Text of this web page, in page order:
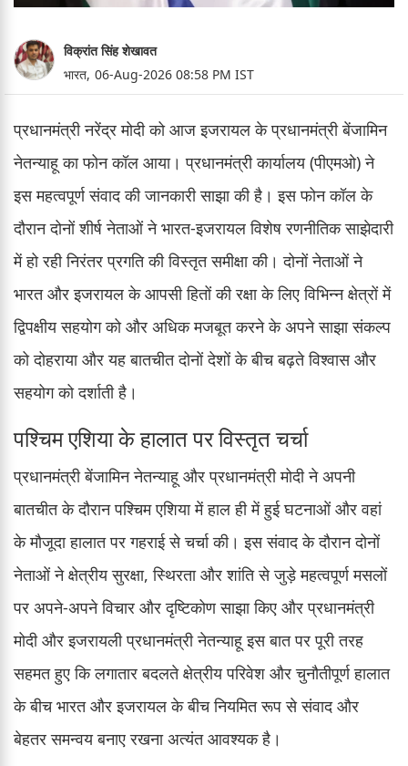
विक्रांत सिंह शेखावत
भारत, 06-Aug-2026 08:58 PM IST
प्रधानमंत्री नरेंद्र मोदी को आज इजरायल के प्रधानमंत्री बेंजामिन
नेतन्याहू का फोन कॉल आया। प्रधानमंत्री कार्यालय (पीएमओ) ने
इस महत्वपूर्ण संवाद की जानकारी साझा की है। इस फोन कॉल के
दौरान दोनों शीर्ष नेताओं ने भारत-इजरायल विशेष रणनीतिक साझेदारी
में हो रही निरंतर प्रगति की विस्तृत समीक्षा की। दोनों नेताओं ने
भारत और इजरायल के आपसी हितों की रक्षा के लिए विभिन्न क्षेत्रों में
द्विपक्षीय सहयोग को और अधिक मजबूत करने के अपने साझा संकल्प
को दोहराया और यह बातचीत दोनों देशों के बीच बढ़ते विश्वास और
सहयोग को दर्शाती है।
पश्चिम एशिया के हालात पर विस्तृत चर्चा
प्रधानमंत्री बेंजामिन नेतन्याहू और प्रधानमंत्री मोदी ने अपनी
बातचीत के दौरान पश्चिम एशिया में हाल ही में हुई घटनाओं और वहां
के मौजूदा हालात पर गहराई से चर्चा की। इस संवाद के दौरान दोनों
नेताओं ने क्षेत्रीय सुरक्षा, स्थिरता और शांति से जुड़े महत्वपूर्ण मसलों
पर अपने-अपने विचार और दृष्टिकोण साझा किए और प्रधानमंत्री
मोदी और इजरायली प्रधानमंत्री नेतन्याहू इस बात पर पूरी तरह
सहमत हुए कि लगातार बदलते क्षेत्रीय परिवेश और चुनौतीपूर्ण हालात
के बीच भारत और इजरायल के बीच नियमित रूप से संवाद और
बेहतर समन्वय बनाए रखना अत्यंत आवश्यक है।